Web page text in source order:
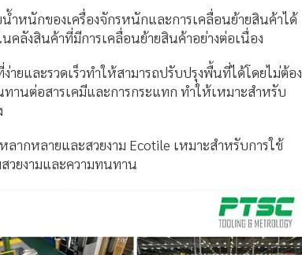
ำหนักของเครื่องจักรหนักและการเคลื่อนย้ายสินค้าได้
คลังสินค้าที่มีการเคลื่อนย้ายสินค้าอย่างต่อเนื่อง
ง่ายและรวดเร็วทำให้สามารถปรับปรุงพื้นที่ได้โดยไม่ต้อง
านต่อสารเคมีและการกระแทก ทำให้เหมาะสำหรับ
ากหลายและสวยงาม Ecotile เหมาะสำหรับการใช้
วยงามและความทนทาน